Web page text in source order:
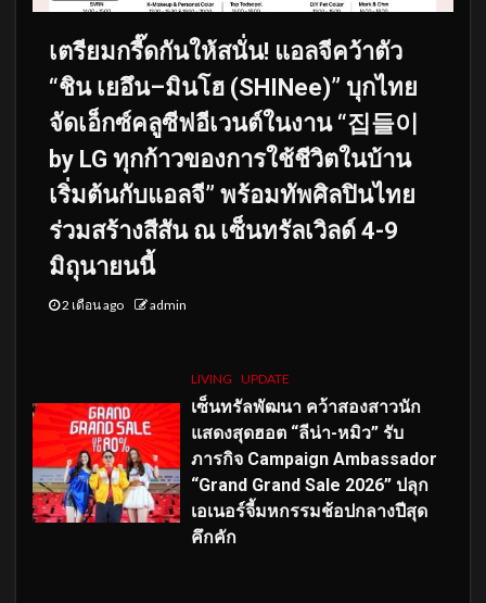
เตรียมกรี๊ดกันให้สนั่น! แอลจีคว้าตัว
“ชิน เยอึน–มินโฮ (SHINee)” บุกไทย
จัดเอ็กซ์คลูซีฟอีเวนต์ในงาน “집들이
by LG ทุกก้าวของการใช้ชีวิตในบ้าน
เริ่มต้นกับแอลจี” พร้อมทัพศิลปินไทย
ร่วมสร้างสีสัน ณ เซ็นทรัลเวิลด์ 4-9
มิถุนายนนี้
2 เดือน ago admin
LIVING UPDATE
เซ็นทรัลพัฒนา คว้าสองสาวนัก
แสดงสุดฮอต “ลีน่า-หมิว” รับ
ภารกิจ Campaign Ambassador
“Grand Grand Sale 2026” ปลุก
เอเนอร์จี้มหกรรมช้อปกลางปีสุด
คึกคัก